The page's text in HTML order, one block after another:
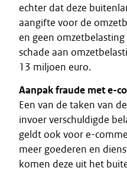
echter dat deze
aangifte voor de
en geen
schade aan
13 miljoen euro.
Aanpak fraude met e-
Een van de taken van
invoer verschuldigde
geldt ook voor e-
meer goederen en
komen deze uit het